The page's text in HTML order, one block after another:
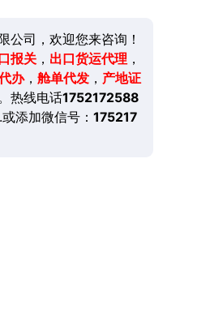
公司，欢迎您来咨询！
报关， 出口货运代理 ，
办， 舱单代发， 产地证
热线电话1752172588
添加微信号： 175217